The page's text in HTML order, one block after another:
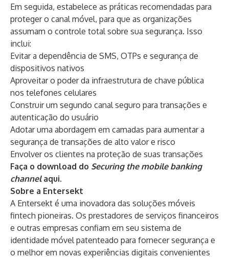
Em seguida, estabelece as práticas recomendadas para
proteger o canal móvel, para que as organizações
assumam o controle total sobre sua segurança. Isso
inclui:
Evitar a dependência de SMS, OTPs e segurança de
dispositivos nativos
Aproveitar o poder da infraestrutura de chave pública
nos telefones celulares
Construir um segundo canal seguro para transações e
autenticação do usuário
Adotar uma abordagem em camadas para aumentar a
segurança de transações de alto valor e risco
Envolver os clientes na proteção de suas transações
Faça o download do Securing the mobile banking
channel aqui.
Sobre a Entersekt
A Entersekt é uma inovadora das soluções móveis
fintech pioneiras. Os prestadores de serviços financeiros
e outras empresas confiam em seu sistema de
identidade móvel patenteado para fornecer segurança e
o melhor em novas experiências digitais convenientes